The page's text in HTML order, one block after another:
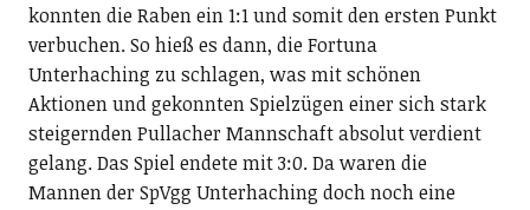
konnten die Raben ein 1:1 und somit den ersten Punkt
verbuchen. So hieß es dann, die Fortuna
Unterhaching zu schlagen, was mit schönen
Aktionen und gekonnten Spielzügen einer sich stark
steigernden Pullacher Mannschaft absolut verdient
gelang. Das Spiel endete mit 3:0. Da waren die
Mannen der SpVgg Unterhaching doch noch eine